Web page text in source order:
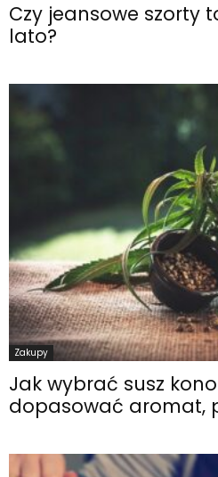
Czy jeansowe szorty
lato?
Zakupy
Jak wybrać susz
dopasować aromat,